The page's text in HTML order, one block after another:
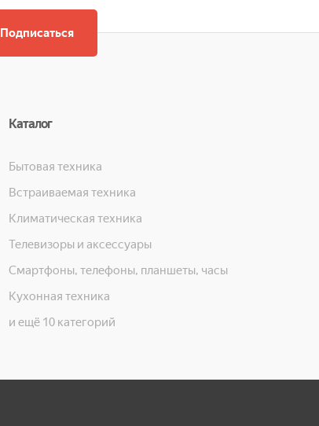
Подписаться
Каталог
Бытовая техника
Встраиваемая техника
Климатическая техника
Телевизоры и аксессуары
Смартфоны, телефоны, планшеты, часы
Кухонная техника
и ещё 10 категорий